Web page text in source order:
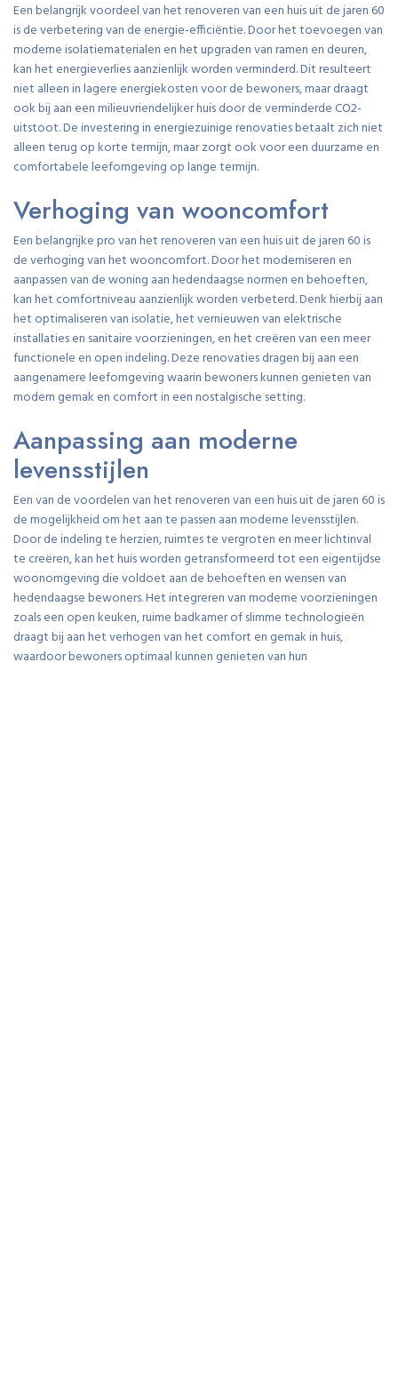
Een belangrijk voordeel van het renoveren van een huis uit de jaren 60
is de verbetering van de energie-efficiëntie. Door het toevoegen van
moderne isolatiematerialen en het upgraden van ramen en deuren,
kan het energieverlies aanzienlijk worden verminderd. Dit resulteert
niet alleen in lagere energiekosten voor de bewoners, maar draagt
ook bij aan een milieuvriendelijker huis door de verminderde CO2-
uitstoot. De investering in energiezuinige renovaties betaalt zich niet
alleen terug op korte termijn, maar zorgt ook voor een duurzame en
comfortabele leefomgeving op lange termijn.
Verhoging van wooncomfort
Een belangrijke pro van het renoveren van een huis uit de jaren 60 is
de verhoging van het wooncomfort. Door het moderniseren en
aanpassen van de woning aan hedendaagse normen en behoeften,
kan het comfortniveau aanzienlijk worden verbeterd. Denk hierbij aan
het optimaliseren van isolatie, het vernieuwen van elektrische
installaties en sanitaire voorzieningen, en het creëren van een meer
functionele en open indeling. Deze renovaties dragen bij aan een
aangenamere leefomgeving waarin bewoners kunnen genieten van
modern gemak en comfort in een nostalgische setting.
Aanpassing aan moderne
levensstijlen
Een van de voordelen van het renoveren van een huis uit de jaren 60 is
de mogelijkheid om het aan te passen aan moderne levensstijlen.
Door de indeling te herzien, ruimtes te vergroten en meer lichtinval
te creëren, kan het huis worden getransformeerd tot een eigentijdse
woonomgeving die voldoet aan de behoeften en wensen van
hedendaagse bewoners. Het integreren van moderne voorzieningen
zoals een open keuken, ruime badkamer of slimme technologieën
draagt bij aan het verhogen van het comfort en gemak in huis,
waardoor bewoners optimaal kunnen genieten van hun